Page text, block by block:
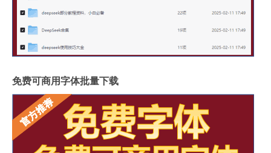
免费可商用字体批量下载